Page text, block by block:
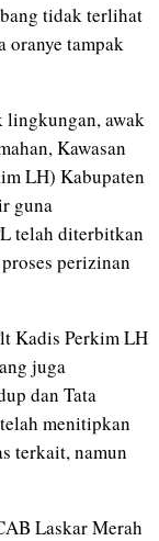
tidak terlihat
oranye tampak
lingkungan, awak
Kawasan
LH) Kabupaten
guna
telah diterbitkan
perizinan
Kadis Perkim LH
juga
dan Tata
menitipkan
terkait, namun
Laskar Merah